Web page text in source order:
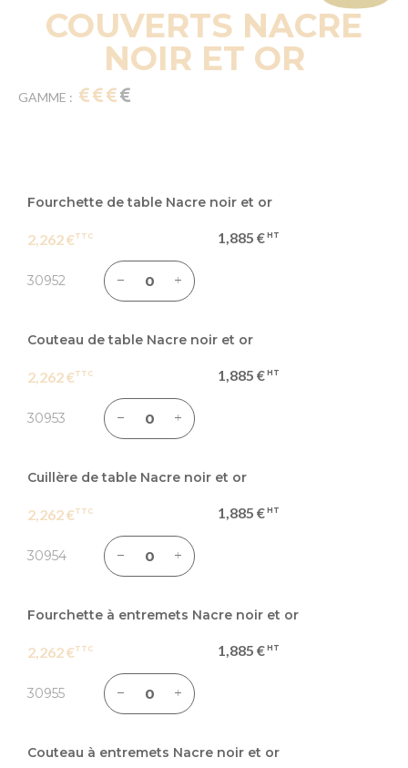
COUVERTS NACRE
NOIR ET OR
GAMME :
du
groupé
Fourchette de table Nacre noir et or
2,262 € 1,885 €
30952
Couteau de table Nacre noir et or
2,262 € 1,885 €
30953
Cuillère de table Nacre noir et or
2,262 € 1,885 €
30954
Fourchette à entremets Nacre noir et or
2,262 € 1,885 €
30955
Couteau à entremets Nacre noir et or